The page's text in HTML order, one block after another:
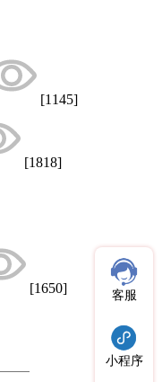
[1145]
[1818]
[1650] 客服
小程序